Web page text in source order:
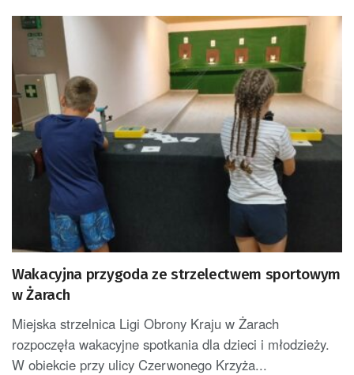
Wakacyjna przygoda ze strzelectwem sportowym
w Żarach
Miejska strzelnica Ligi Obrony Kraju w Żarach
rozpoczęła wakacyjne spotkania dla dzieci i młodzieży.
W obiekcie przy ulicy Czerwonego Krzyża...